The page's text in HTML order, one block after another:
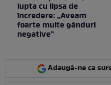
lupta cu lipsa de
încredere: „Aveam
foarte multe gânduri
negative”
Adaugă-ne ca